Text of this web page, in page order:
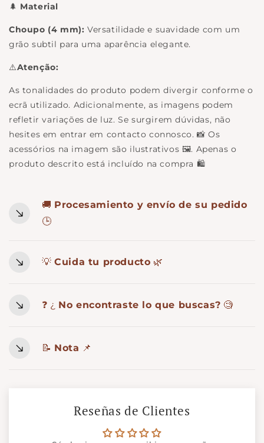
🌲 Material
Choupo (4 mm): Versatilidade e suavidade com um
grão subtil para uma aparência elegante.
⚠️Atenção:
As tonalidades do produto podem divergir conforme o
ecrã utilizado. Adicionalmente, as imagens podem
refletir variações de luz. Se surgirem dúvidas, não
hesites em entrar em contacto connosco. 📸 Os
acessórios na imagem são ilustrativos 🖼️. Apenas o
produto descrito está incluído na compra 🛍️
🚚 Procesamiento y envío de su pedido
🕒
💡Cuida tu producto 🌿
❓ ¿ No encontraste lo que buscas? 🧐
📝 Nota 📌
Reseñas de Clientes